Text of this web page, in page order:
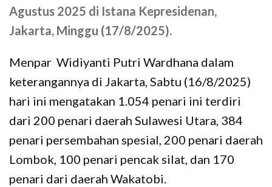
Agustus 2025 di Istana Kepresidenan,
Jakarta, Minggu (17/8/2025).
Menpar Widiyanti Putri Wardhana dalam
keterangannya di Jakarta, Sabtu (16/8/2025)
hari ini mengatakan 1.054 penari ini terdiri
dari 200 penari daerah Sulawesi Utara, 384
penari persembahan spesial, 200 penari daerah
Lombok, 100 penari pencak silat, dan 170
penari dari daerah Wakatobi.